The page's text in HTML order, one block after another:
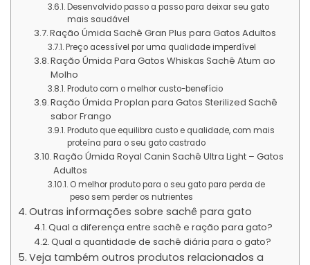
Desenvolvido passo a passo para deixar seu gato
mais saudável
Ração Úmida Sachê Gran Plus para Gatos Adultos
Preço acessível por uma qualidade imperdível
Ração Úmida Para Gatos Whiskas Sachê Atum ao
Molho
Produto com o melhor custo-benefício
Ração Úmida Proplan para Gatos Sterilized Sachê
sabor Frango
Produto que equilibra custo e qualidade, com mais
proteína para o seu gato castrado
Ração Úmida Royal Canin Sachê Ultra Light – Gatos
Adultos
O melhor produto para o seu gato para perda de
peso sem perder os nutrientes
Outras informações sobre sachê para gato
Qual a diferença entre sachê e ração para gato?
Qual a quantidade de sachê diária para o gato?
Veja também outros produtos relacionados a